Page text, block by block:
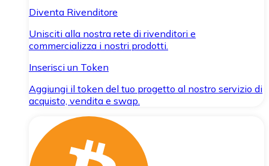
Diventa Rivenditore
Unisciti alla nostra rete di rivenditori e
commercializza i nostri prodotti.
Inserisci un Token
Aggiungi il token del tuo progetto al nostro servizio di
acquisto, vendita e swap.